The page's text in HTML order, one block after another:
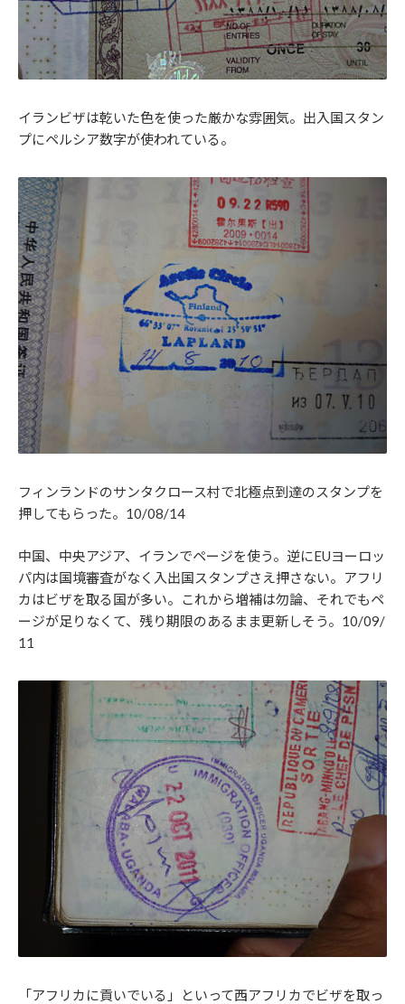
イランビザは乾いた色を使った厳かな雰囲気。出入国スタン
プにペルシア数字が使われている。
フィンランドのサンタクロース村で北極点到達のスタンプを
押してもらった。10/08/14
中国、中央アジア、イランでページを使う。逆にEUヨーロッ
パ内は国境審査がなく入出国スタンプさえ押さない。アフリ
カはビザを取る国が多い。これから増補は勿論、それでもペ
ージが足りなくて、残り期限のあるまま更新しそう。10/09/
11
「アフリカに貢いでいる」といって西アフリカでビザを取っ